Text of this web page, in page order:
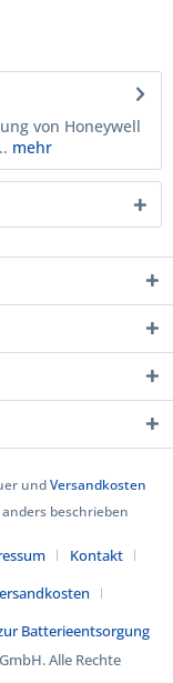
von Honeywell
mehr
undVersandkosten
beschrieben
Kontakt
Batterieentsorgung
Alle Rechte